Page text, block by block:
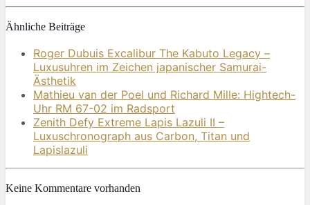
Ähnliche Beiträge
Roger Dubuis Excalibur The Kabuto Legacy –
Luxusuhren im Zeichen japanischer Samurai-
Ästhetik
Mathieu van der Poel und Richard Mille: Hightech-
Uhr RM 67-02 im Radsport
Zenith Defy Extreme Lapis Lazuli II –
Luxuschronograph aus Carbon, Titan und
Lapislazuli
Keine Kommentare vorhanden